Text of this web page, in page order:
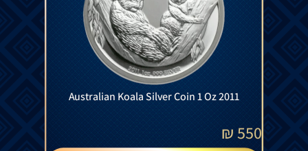
Australian Koala Silver Coin 1 Oz 2011
550
₪